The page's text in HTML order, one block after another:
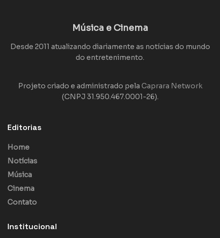
Música e Cinema
Desde 2011 atualizando diariamente as notícias do mundo
do entretenimento.
Projeto criado e administrado pela Caprara Network
(CNPJ 31.950.467.0001-26).
Editorias
Home
Notícias
Música
Cinema
Contato
Institucional